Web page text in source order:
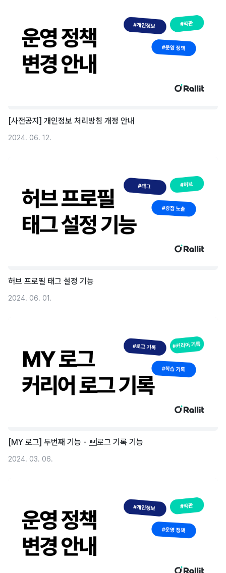
[사전공지] 개인정보 처리방침 개정 안내
2024. 06. 12.
허브 프로필 태그 설정 기능
2024. 06. 01.
[MY 로그] 두번째 기능 - 로그 기록 기능
2024. 03. 06.